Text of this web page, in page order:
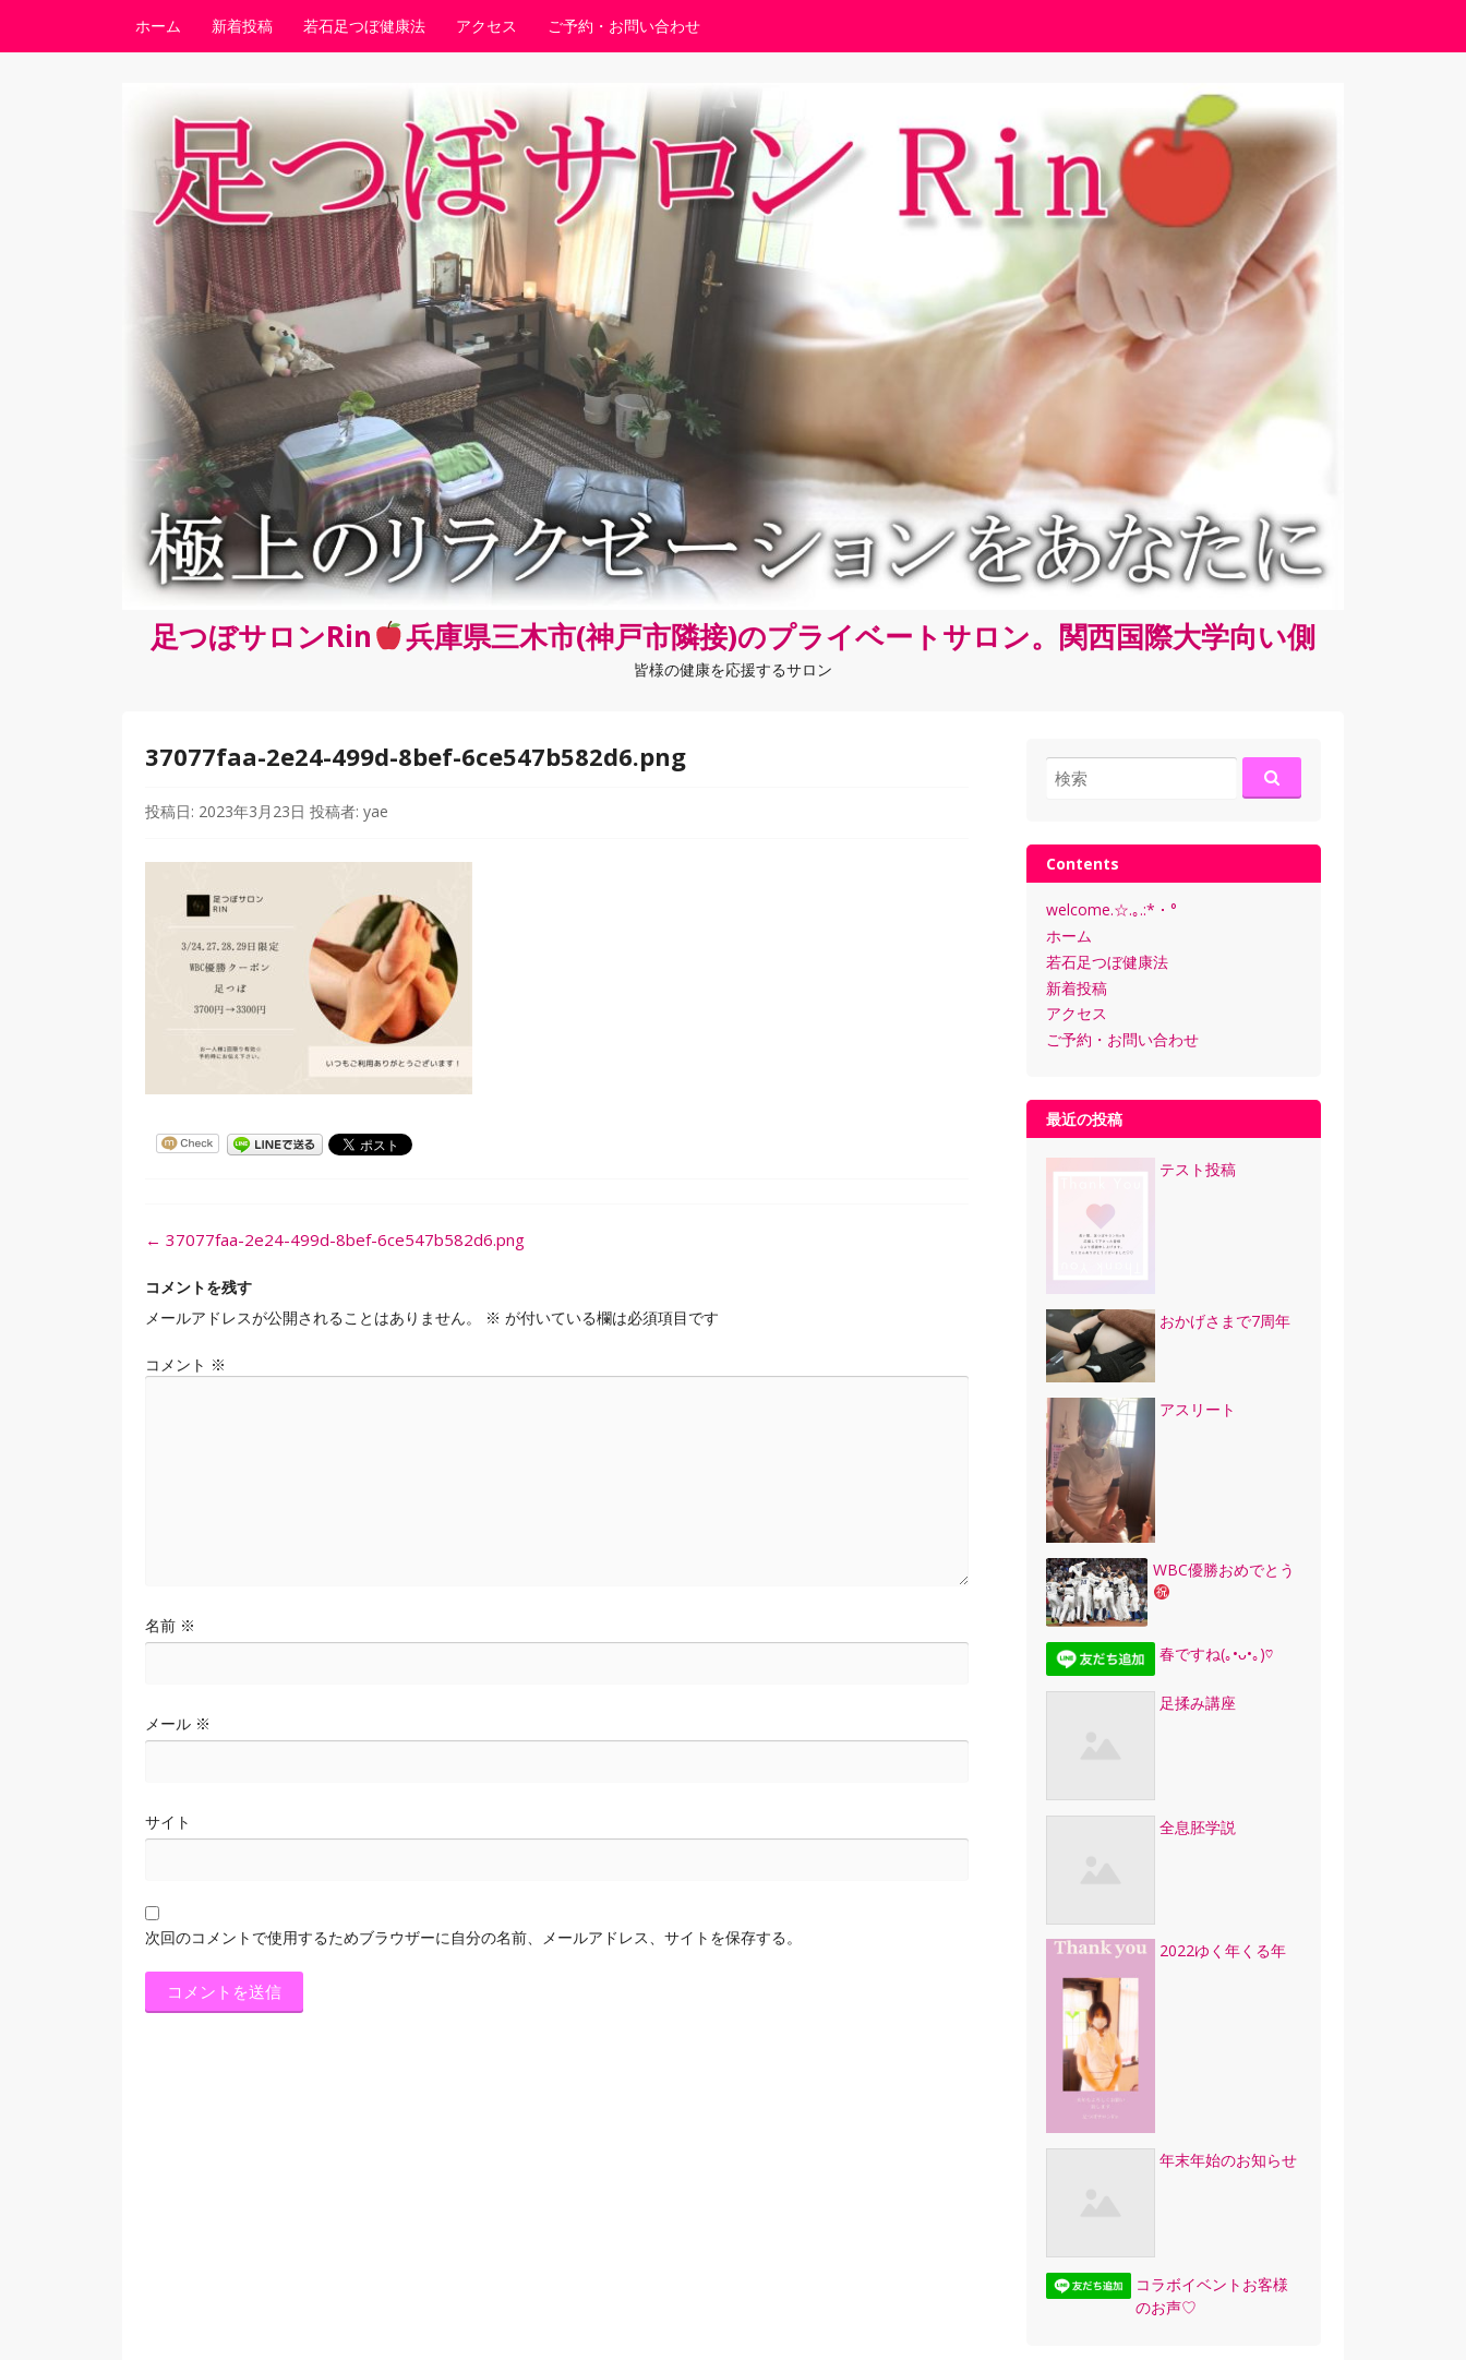
ホーム 新着投稿 若石足つぼ健康法 アクセス ご予約・お問い合わせ
足つぼサロンRin 兵庫県三木市(神戸市隣接)のプライベートサロン。関西国際大学向い側
皆様の健康を応援するサロン
37077faa-2e24-499d-8bef-6ce547b582d6.png
投稿日: 2023年3月23日 投稿者:yae
投
ナ
ビ
ー
シ
← 37077faa-2e24-499d-8bef-6ce547b582d6.png
コメントを残す
メールアドレスが公開されることはありません。
※ が付いている欄は必須項目です
コメント ※
名前 ※
メール ※
サイト
次回のコメントで使用するためブラウザーに自分の名前、メールアドレス、サイトを保存する。
検
索:
Contents
welcome.☆.｡.:*・°
ホーム
若石足つぼ健康法
新着投稿
アクセス
ご予約・お問い合わせ
最近の投稿
テスト投稿
おかげさまで7周年
アスリート
WBC優勝おめでとう
春ですね(｡•ᴗ•｡)♡
足揉み講座
全息胚学説
2022ゆく年くる年
年末年始のお知らせ
コラボイベントお客様
のお声♡